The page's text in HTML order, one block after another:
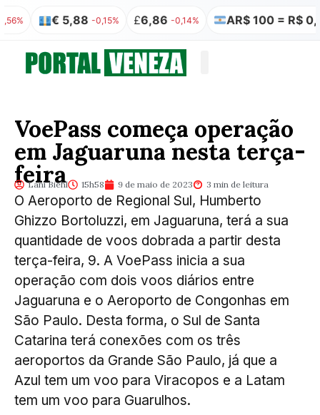
€ 5,88 -0,15% £6,86 -0,14% AR$ 100 = R$ 0,31 -
VoePass começa operação
em Jaguaruna nesta terça-
feira
Lani Biehl 15h58 9 de maio de 2023 3 min de leitura
O Aeroporto de Regional Sul, Humberto
Ghizzo Bortoluzzi, em Jaguaruna, terá a sua
quantidade de voos dobrada a partir desta
terça-feira, 9. A VoePass inicia a sua
operação com dois voos diários entre
Jaguaruna e o Aeroporto de Congonhas em
São Paulo. Desta forma, o Sul de Santa
Catarina terá conexões com os três
aeroportos da Grande São Paulo, já que a
Azul tem um voo para Viracopos e a Latam
tem um voo para Guarulhos.